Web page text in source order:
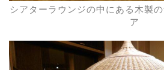
シアターラウンジの中にある木製
ア